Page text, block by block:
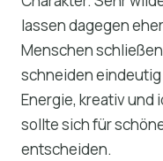
lassen dagegen
Menschen
schneiden eindeutig
Energie, kreativ und
sollte sich für
entscheiden.